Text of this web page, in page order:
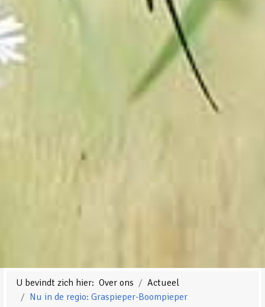
U bevindt zich hier:Over ons
Actueel
Nu in de regio: Graspieper-Boompieper